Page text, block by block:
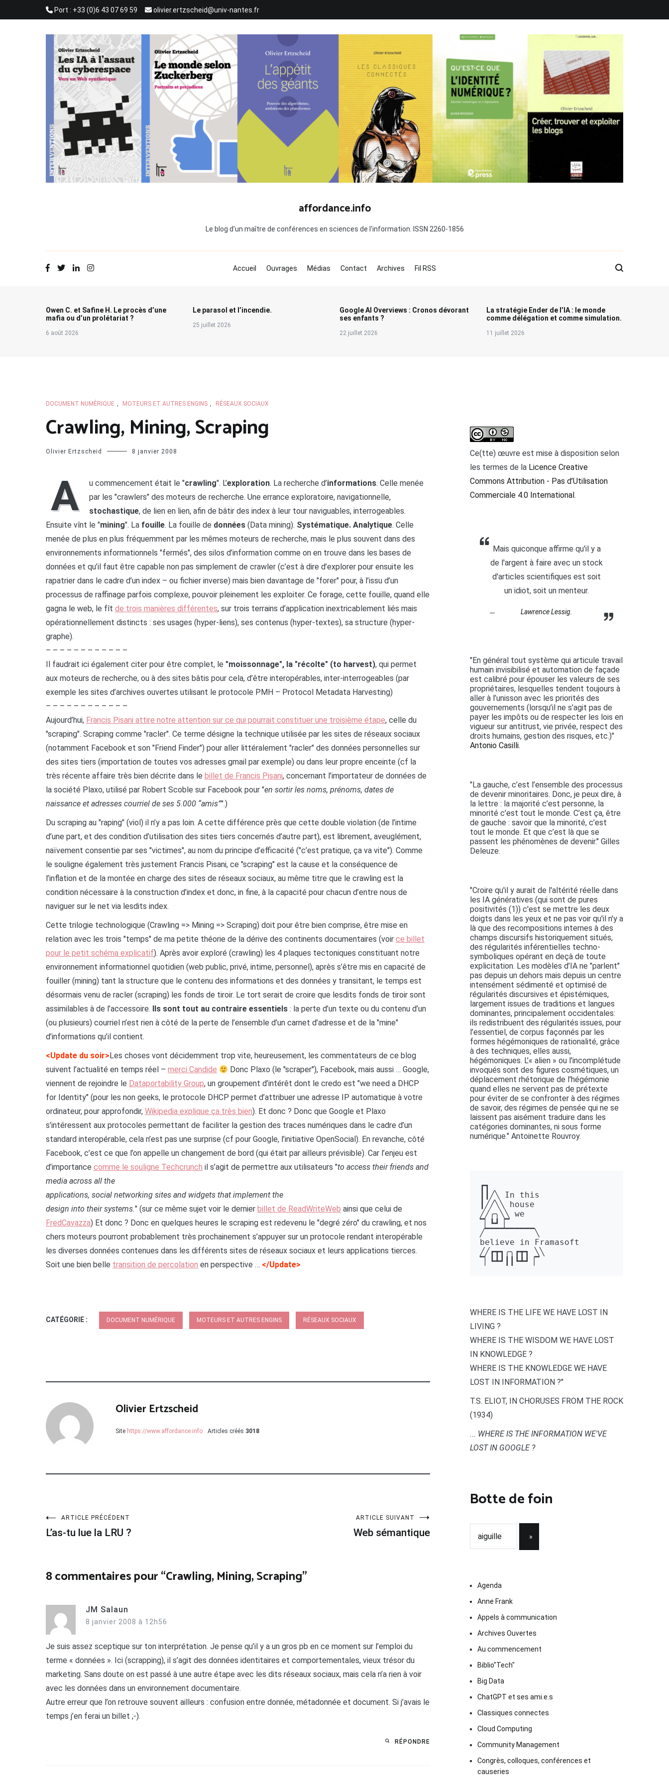
Port : +33 (0)6 43 07 69 59 olivier.ertzscheid@univ-nantes.fr
affordance.info
Le blog d'un maître de conférences en sciences de l'information. ISSN 2260-1856
Accueil Ouvrages Médias Contact Archives Fil RSS
Owen C. et Safine H. Le procès d’une
mafia ou d’un prolétariat ?
6 août 2026
Le parasol et l’incendie.
25 juillet 2026
Google AI Overviews : Cronos dévorant
ses enfants ?
22 juillet 2026
La stratégie Ender de l’IA : le monde
comme délégation et comme simulation.
11 juillet 2026
DOCUMENT NUMÉRIQUE , MOTEURS ET AUTRES ENGINS , RÉSEAUX SOCIAUX
Crawling, Mining, Scraping
Olivier Ertzscheid 8 janvier 2008
A u commencement était le "crawling". L’exploration. La recherche d’informations. Celle menée
par les "crawlers" des moteurs de recherche. Une errance exploratoire, navigationnelle,
stochastique, de lien en lien, afin de bâtir des index à leur tour naviguables, interrogeables.
Ensuite vînt le "mining". La fouille. La fouille de données (Data mining). Systématique. Analytique. Celle
menée de plus en plus fréquemment par les mêmes moteurs de recherche, mais le plus souvent dans des
environnements informationnels "fermés", des silos d’information comme on en trouve dans les bases de
données et qu’il faut être capable non pas simplement de crawler (c’est à dire d’explorer pour ensuite les
rapatrier dans le cadre d’un index – ou fichier inverse) mais bien davantage de "forer" pour, à l’issu d’un
processus de raffinage parfois complexe, pouvoir pleinement les exploiter. Ce forage, cette fouille, quand elle
gagna le web, le fît de trois manières différentes, sur trois terrains d’application inextricablement liés mais
opérationnellement distincts : ses usages (hyper-liens), ses contenus (hyper-textes), sa structure (hyper-
graphe).
– – – – – – – – – – – –
Il faudrait ici également citer pour être complet, le "moissonnage", la "récolte" (to harvest), qui permet
aux moteurs de recherche, ou à des sites bâtis pour cela, d’être interopérables, inter-interrogeables (par
exemple les sites d’archives ouvertes utilisant le protocole PMH – Protocol Metadata Harvesting)
– – – – – – – – – – – –
Aujourd’hui, Francis Pisani attire notre attention sur ce qui pourrait constituer une troisième étape, celle du
"scraping". Scraping comme "racler". Ce terme désigne la technique utilisée par les sites de réseaux sociaux
(notamment Facebook et son "Friend Finder") pour aller littéralement "racler" des données personnelles sur
des sites tiers (importation de toutes vos adresses gmail par exemple) ou dans leur propre enceinte (cf la
très récente affaire très bien décrite dans le billet de Francis Pisani, concernant l’importateur de données de
la société Plaxo, utilisé par Robert Scoble sur Facebook pour "en sortir les noms, prénoms, dates de
naissance et adresses courriel de ses 5.000 “amis”".)
Du scraping au "raping" (viol) il n’y a pas loin. A cette différence près que cette double violation (de l’intime
d’une part, et des condition d’utilisation des sites tiers concernés d’autre part), est librement, aveuglément,
naïvement consentie par ses "victimes", au nom du principe d’efficacité ("c’est pratique, ça va vite"). Comme
le souligne également très justement Francis Pisani, ce "scraping" est la cause et la conséquence de
l’inflation et de la montée en charge des sites de réseaux sociaux, au même titre que le crawling est la
condition nécessaire à la construction d’index et donc, in fine, à la capacité pour chacun d’entre nous de
naviguer sur le net via lesdits index.
Cette trilogie technologique (Crawling => Mining => Scraping) doit pour être bien comprise, être mise en
relation avec les trois "temps" de ma petite théorie de la dérive des continents documentaires (voir ce billet
pour le petit schéma explicatif). Après avoir exploré (crawling) les 4 plaques tectoniques constituant notre
environnement informationnel quotidien (web public, privé, intime, personnel), après s’être mis en capacité de
fouiller (mining) tant la structure que le contenu des informations et des données y transitant, le temps est
désormais venu de racler (scraping) les fonds de tiroir. Le tort serait de croire que lesdits fonds de tiroir sont
assimilables à de l’accessoire.
Ils sont tout au contraire essentiels : la perte d’un texte ou du contenu d’un
(ou plusieurs) courriel n’est rien à côté de la perte de l’ensemble d’un carnet d’adresse et de la "mine"
d’informations qu’il contient.
<Update du soir> Les choses vont décidemment trop vite, heureusement, les commentateurs de ce blog
suivent l’actualité en temps réel – merci Candide
Donc Plaxo (le "scraper"), Facebook, mais aussi … Google,
viennent de rejoindre le Dataportability Group, un groupement d’intérêt dont le credo est "we need a DHCP
for Identity" (pour les non geeks, le protocole DHCP permet d’attribuer une adresse IP automatique à votre
ordinateur, pour approfondir, Wikipedia explique ça très bien). Et donc ? Donc que Google et Plaxo
s’intéressent aux protocoles permettant de faciliter la gestion des traces numériques dans le cadre d’un
standard interopérable, cela n’est pas une surprise (cf pour Google, l’initiative OpenSocial). En revanche, côté
Facebook, c’est ce que l’on appelle un changement de bord (qui était par ailleurs prévisible). Car l’enjeu est
d’importance comme le souligne Techcrunch il s’agit de permettre aux utilisateurs "to access their friends and
media across all the
applications, social networking sites and widgets that implement the
design into their systems." (sur ce même sujet voir le dernier billet de ReadWriteWeb ainsi que celui de
FredCavazza) Et donc ? Donc en quelques heures le scraping est redevenu le "degré zéro" du crawling, et nos
chers moteurs pourront probablement très prochainement s’appuyer sur un protocole rendant interopérable
les diverses données contenues dans les différents sites de réseaux sociaux et leurs applications tierces.
Soit une bien belle transition de percolation en perspective … </Update>
CATÉGORIE : DOCUMENT NUMÉRIQUE MOTEURS ET AUTRES ENGINS RÉSEAUX SOCIAUX
Olivier Ertzscheid
Site https://www.affordance.info Articles créés 3018
Navigation
l’article
ARTICLE PRÉCÉDENT
L’as-tu lue la LRU ?
ARTICLE SUIVANT
Web sémantique
8 commentaires pour “Crawling, Mining, Scraping”
JM Salaun
8 janvier 2008 à 12h56
Je suis assez sceptique sur ton interprétation. Je pense qu’il y a un gros pb en ce moment sur l’emploi du
terme « données ». Ici (scrapping), il s’agit des données identitaires et comportementales, vieux trésor du
marketing. Sans doute on est passé à une autre étape avec les dits réseaux sociaux, mais cela n’a rien à voir
avec les données dans un environnement documentaire.
Autre erreur que l’on retrouve souvent ailleurs : confusion entre donnée, métadonnée et document. Si j’avais le
temps j’en ferai un billet ;-).
RÉPONDRE
Ce(tte) œuvre est mise à disposition selon
les termes de la Licence Creative
Commons Attribution - Pas d’Utilisation
Commerciale 4.0 International .
Mais quiconque affirme qu'il y a
de l'argent à faire avec un stock
d'articles scientifiques est soit
un idiot, soit un menteur.
Lawrence Lessig.
"En général tout système qui articule travail
humain invisibilisé et automation de façade
est calibré pour épouser les valeurs de ses
propriétaires, lesquelles tendent toujours à
aller à l’unisson avec les priorités des
gouvernements (lorsqu’il ne s’agit pas de
payer les impôts ou de respecter les lois en
vigueur sur antitrust, vie privée, respect des
droits humains, gestion des risques, etc.)"
Antonio Casilli.
"La gauche, c’est l’ensemble des processus
de devenir minoritaires. Donc, je peux dire, à
la lettre : la majorité c’est personne, la
minorité c’est tout le monde. C’est ça, être
de gauche : savoir que la minorité, c’est
tout le monde. Et que c’est là que se
passent les phénomènes de devenir." Gilles
Deleuze.
"Croire qu'il y aurait de l'altérité réelle dans
les IA génératives (qui sont de pures
positivités (1)) c'est se mettre les deux
doigts dans les yeux et ne pas voir qu'il n'y a
là que des recompositions internes à des
champs discursifs historiquement situés,
des régularités inférentielles techno-
symboliques opérant en deçà de toute
explicitation. Les modèles d’IA ne "parlent"
pas depuis un dehors mais depuis un centre
intensément sédimenté et optimisé de
régularités discursives et épistémiques,
largement issues de traditions et langues
dominantes, principalement occidentales:
ils redistribuent des régularités issues, pour
l’essentiel, de corpus façonnés par les
formes hégémoniques de rationalité, grâce
à des techniques, elles aussi,
hégémoniques. L’« alien » ou l'incomplétude
invoqués sont des figures cosmétiques, un
déplacement rhétorique de l'hégémonie
quand elles ne servent pas de prétexte
pour éviter de se confronter à des régimes
de savoir, des régimes de pensée qui ne se
laissent pas aisément traduire dans les
catégories dominantes, ni sous forme
numérique." Antoinette Rouvroy.
┏┓
┃┃╱╲ In this
┃╱╱╲╲ house
╱╱╭╮╲╲ we
▔▏┗┛▕▔
╱▔▔▔▔▔▔▔▔▔▔╲
believe in Framasoft
╱╱┏┳┓╭╮┏┳┓ ╲╲
▔▏┗┻┛┃┃┗┻┛▕▔
WHERE IS THE LIFE WE HAVE LOST IN
LIVING ?
WHERE IS THE WISDOM WE HAVE LOST
IN KNOWLEDGE ?
WHERE IS THE KNOWLEDGE WE HAVE
LOST IN INFORMATION ?"
T.S. ELIOT, IN CHORUSES FROM THE ROCK
(1934)
... WHERE IS THE INFORMATION WE'VE
LOST IN GOOGLE ?
Botte de foin
Agenda
Anne Frank
Appels à communication
Archives Ouvertes
Au commencement
Biblio"Tech"
Big Data
ChatGPT et ses ami.e.s
Classiques connectes
Cloud Computing
Community Management
Congrès, colloques, conférences et
causeries